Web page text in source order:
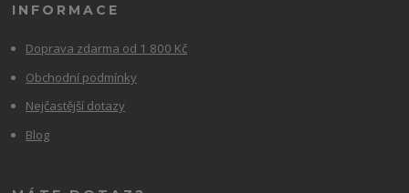
INFORMACE
Doprava zdarma od 1 800 Kč
Obchodní podmínky
Nejčastější dotazy
Blog